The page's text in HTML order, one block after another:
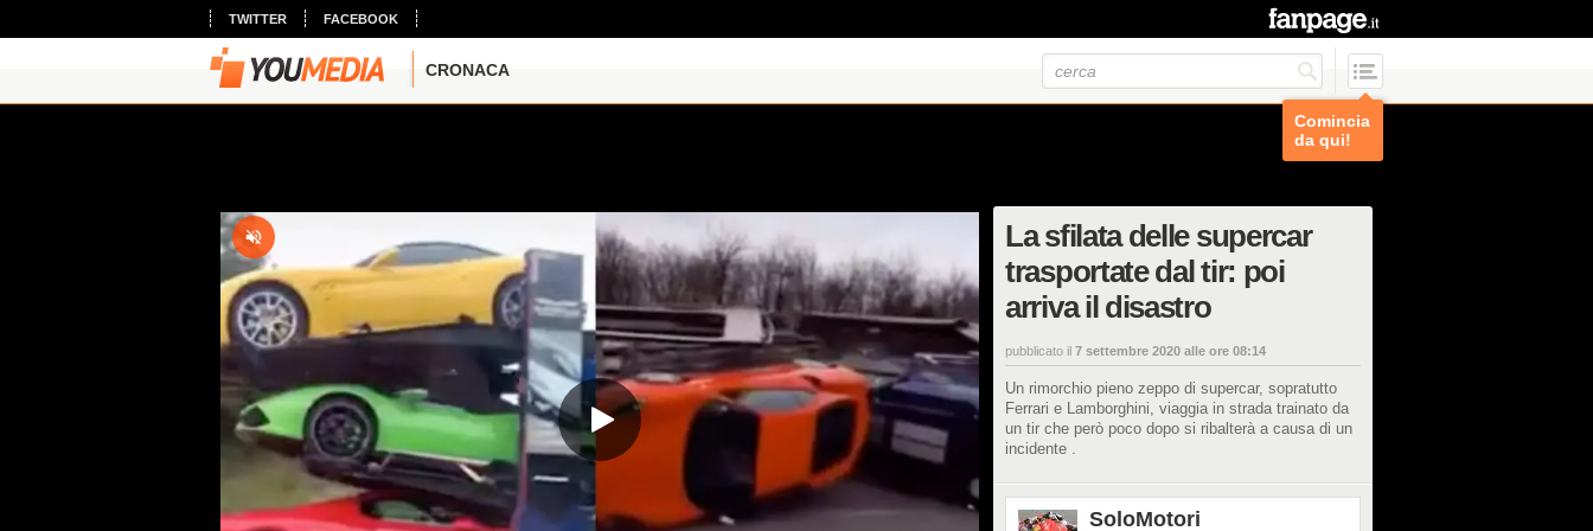
TWITTER FACEBOOK
CRONACA
Comincia
da qui!
La sfilata delle supercar
trasportate dal tir: poi
arriva il disastro
pubblicato il 7 settembre 2020 alle ore 08:14
Un rimorchio pieno zeppo di supercar, sopratutto
Ferrari e Lamborghini, viaggia in strada trainato da
un tir che però poco dopo si ribalterà a causa di un
incidente .
SoloMotori